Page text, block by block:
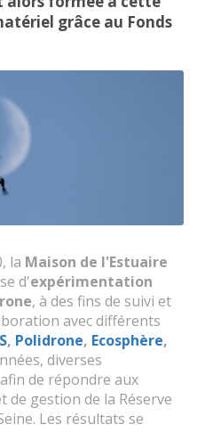
grâce au Fonds
la Maison de l'Estuaire
d'expérimentation
, à des fins de suivi et
avec différents
, Polidrone, Ecosphère,
diverses
de répondre aux
de gestion de la Réserve
Les résultats se